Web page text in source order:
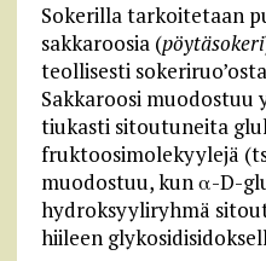
Sokerilla tarkoitetaan
sakkaroosia (pöytäsokeri
teollisesti
Sakkaroosi muodostuu
tiukasti sitoutuneita
fruktoosimolekyylejä
muodostuu, kun α-D-
hydroksyyliryhmä
hiileen